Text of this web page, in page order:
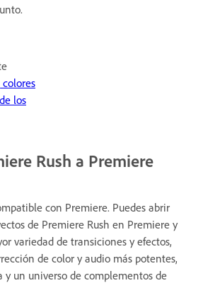
los
Rush a Premiere
con Premiere. Puedes abrir
de Premiere Rush en Premiere y
variedad de transiciones y efectos,
de color y audio más potentes,
un universo de complementos de